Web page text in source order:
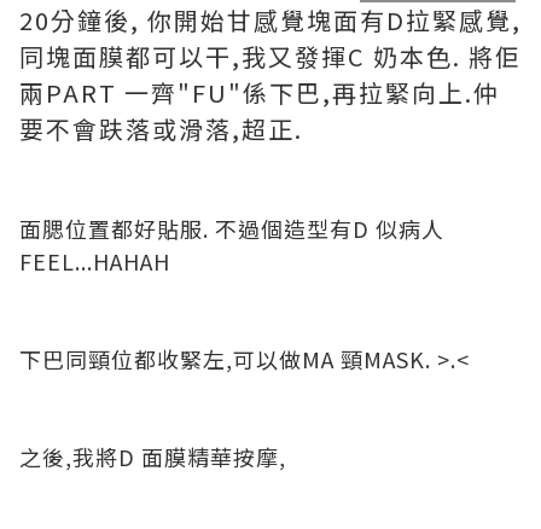
20分鐘後, 你開始甘感覺塊面有D拉緊感覺,
同塊面膜都可以干,我又發揮C 奶本色. 將佢
兩PART 一齊"FU"係下巴,再拉緊向上.仲
要不會趺落或滑落,超正.
面腮位置都好貼服. 不過個造型有D 似病人
FEEL...HAHAH
下巴同頸位都收緊左,可以做MA 頸MASK. >.<
之後,我將D 面膜精華按摩,